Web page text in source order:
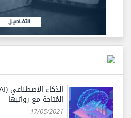
المُتاحة مع رواتبها
17/05/2021